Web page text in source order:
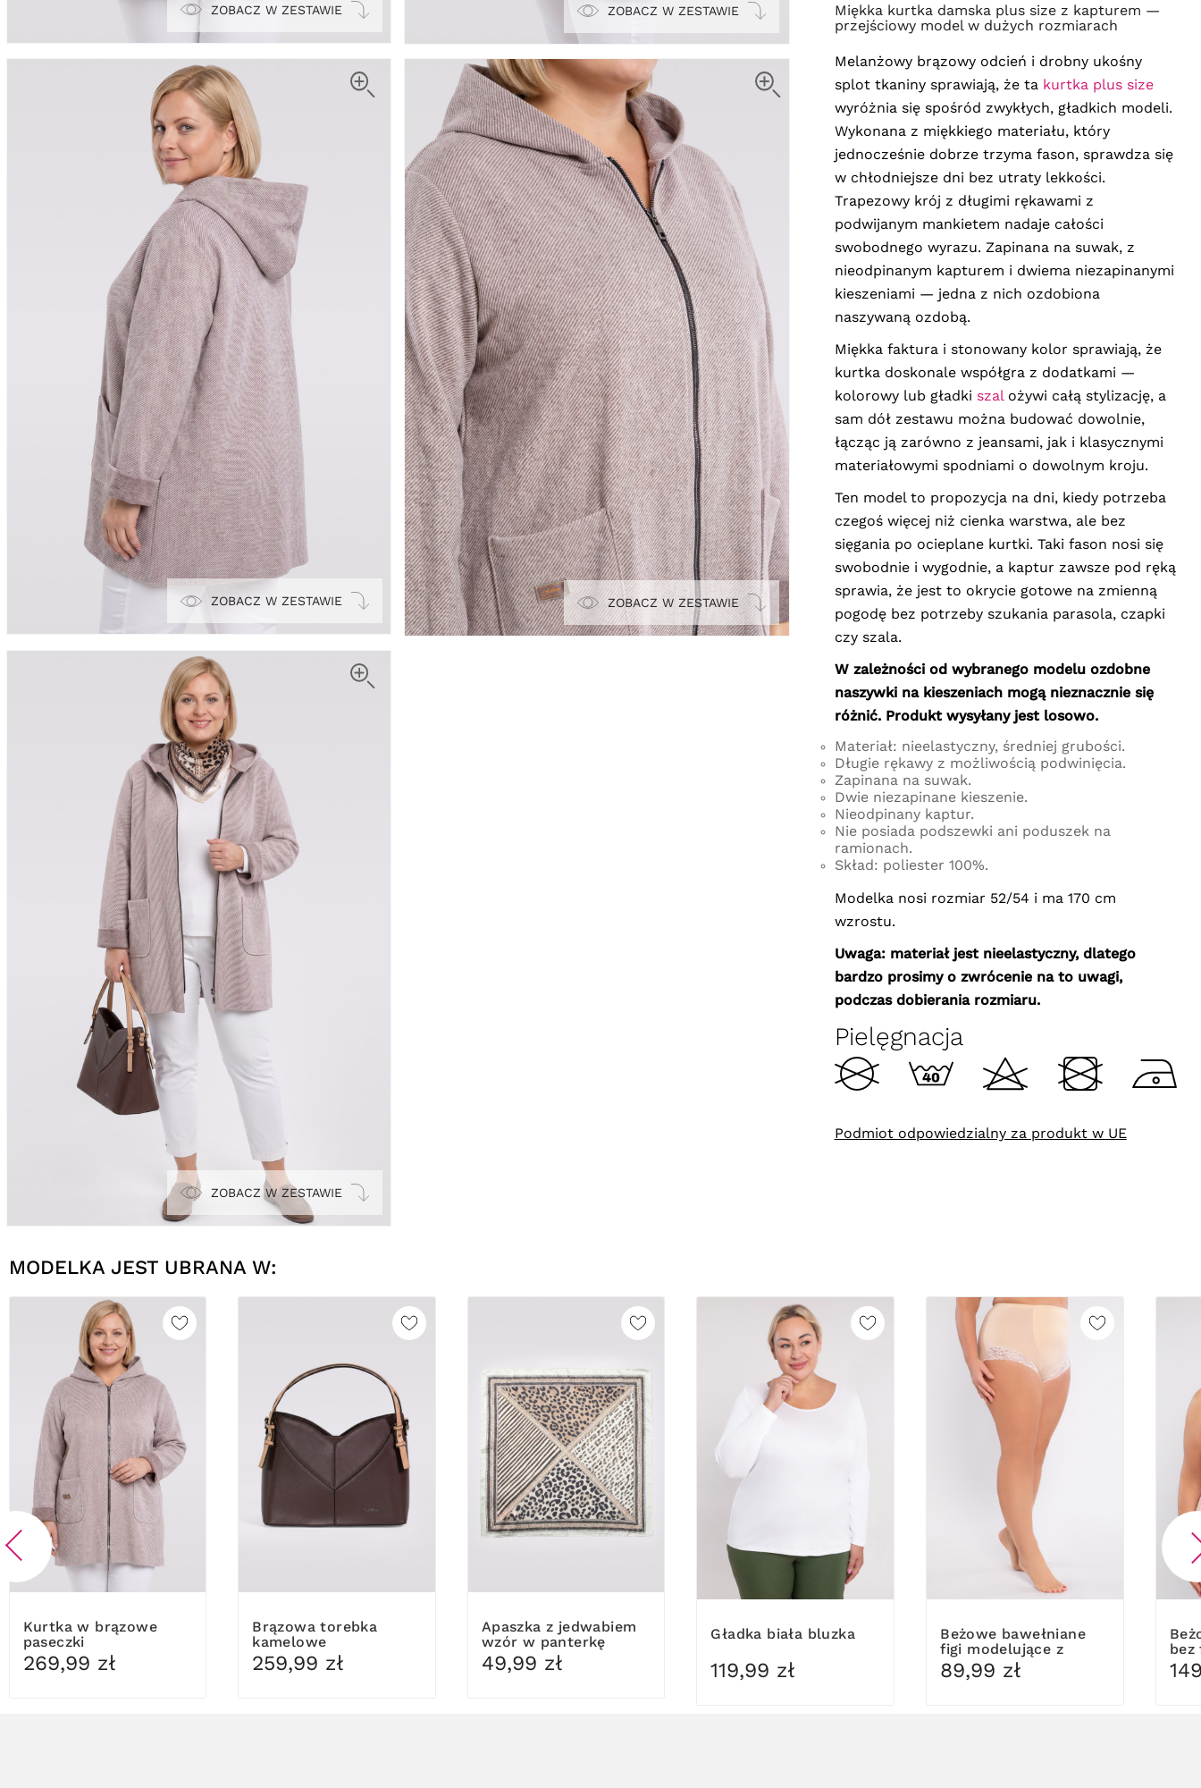
ZOBACZ W ZESTAWIE ZOBACZ W ZESTAWIE
ZOBACZ W ZESTAWIE ZOBACZ W ZESTAWIE
ZOBACZ W ZESTAWIE
Miękka kurtka damska plus size z kapturem —
przejściowy model w dużych rozmiarach
Melanżowy brązowy odcień i drobny ukośny
splot tkaniny sprawiają, że ta kurtka plus size
wyróżnia się spośród zwykłych, gładkich modeli.
Wykonana z miękkiego materiału, który
jednocześnie dobrze trzyma fason, sprawdza się
w chłodniejsze dni bez utraty lekkości.
Trapezowy krój z długimi rękawami z
podwijanym mankietem nadaje całości
swobodnego wyrazu. Zapinana na suwak, z
nieodpinanym kapturem i dwiema niezapinanymi
kieszeniami — jedna z nich ozdobiona
naszywaną ozdobą.
Miękka faktura i stonowany kolor sprawiają, że
kurtka doskonale współgra z dodatkami —
kolorowy lub gładki szalożywi całą stylizację, a
sam dół zestawu można budować dowolnie,
łącząc ją zarówno z jeansami, jak i klasycznymi
materiałowymi spodniami o dowolnym kroju.
Ten model to propozycja na dni, kiedy potrzeba
czegoś więcej niż cienka warstwa, ale bez
sięgania po ocieplane kurtki. Taki fason nosi się
swobodnie i wygodnie, a kaptur zawsze pod ręką
sprawia, że jest to okrycie gotowe na zmienną
pogodę bez potrzeby szukania parasola, czapki
czy szala.
W zależności od wybranego modelu ozdobne
naszywki na kieszeniach mogą nieznacznie się
różnić. Produkt wysyłany jest losowo.
Materiał: nieelastyczny, średniej grubości.
Długie rękawy z możliwością podwinięcia.
Zapinana na suwak.
Dwie niezapinane kieszenie.
Nieodpinany kaptur.
Nie posiada podszewki ani poduszek na
ramionach.
Skład: poliester 100%.
Modelka nosi rozmiar 52/54 i ma 170 cm
wzrostu.
Uwaga: materiał jest nieelastyczny, dlatego
bardzo prosimy o zwrócenie na to uwagi,
podczas dobierania rozmiaru.
Pielęgnacja
Podmiot odpowiedzialny za produkt w UE
MODELKA JEST UBRANA W:
Kurtka w brązowe
paseczki
269,99 zł
Brązowa torebka
kamelowe
wykończenia
259,99 zł
Apaszka z jedwabiem
wzór w panterkę
49,99 zł
Gładka biała bluzka
119,99 zł
Beżowe bawełniane
figi modelujące z
koronką
89,99 zł
Beżowy biustonosz
bez